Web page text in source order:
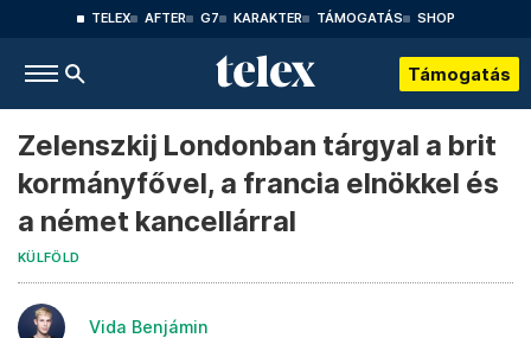
TELEX AFTER G7 KARAKTER TÁMOGATÁS SHOP
Támogatás
Zelenszkij Londonban tárgyal a brit
kormányfővel, a francia elnökkel és
a német kancellárral
KÜLFÖLD
Vida Benjámin